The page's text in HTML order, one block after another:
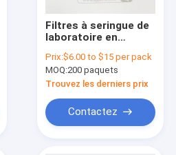
Filtres à seringue de
laboratoire en
hydrophile Produits
de laboratoire
jetables
Prix:$6.00 to $15 per pack
MOQ:200 paquets
Trouvez les derniers prix
Contactez